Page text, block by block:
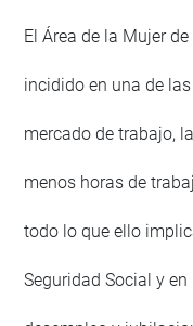
El Área de la Mujer
incidido en una de
mercado de trabajo,
menos horas de
todo lo que ello
Seguridad Social y